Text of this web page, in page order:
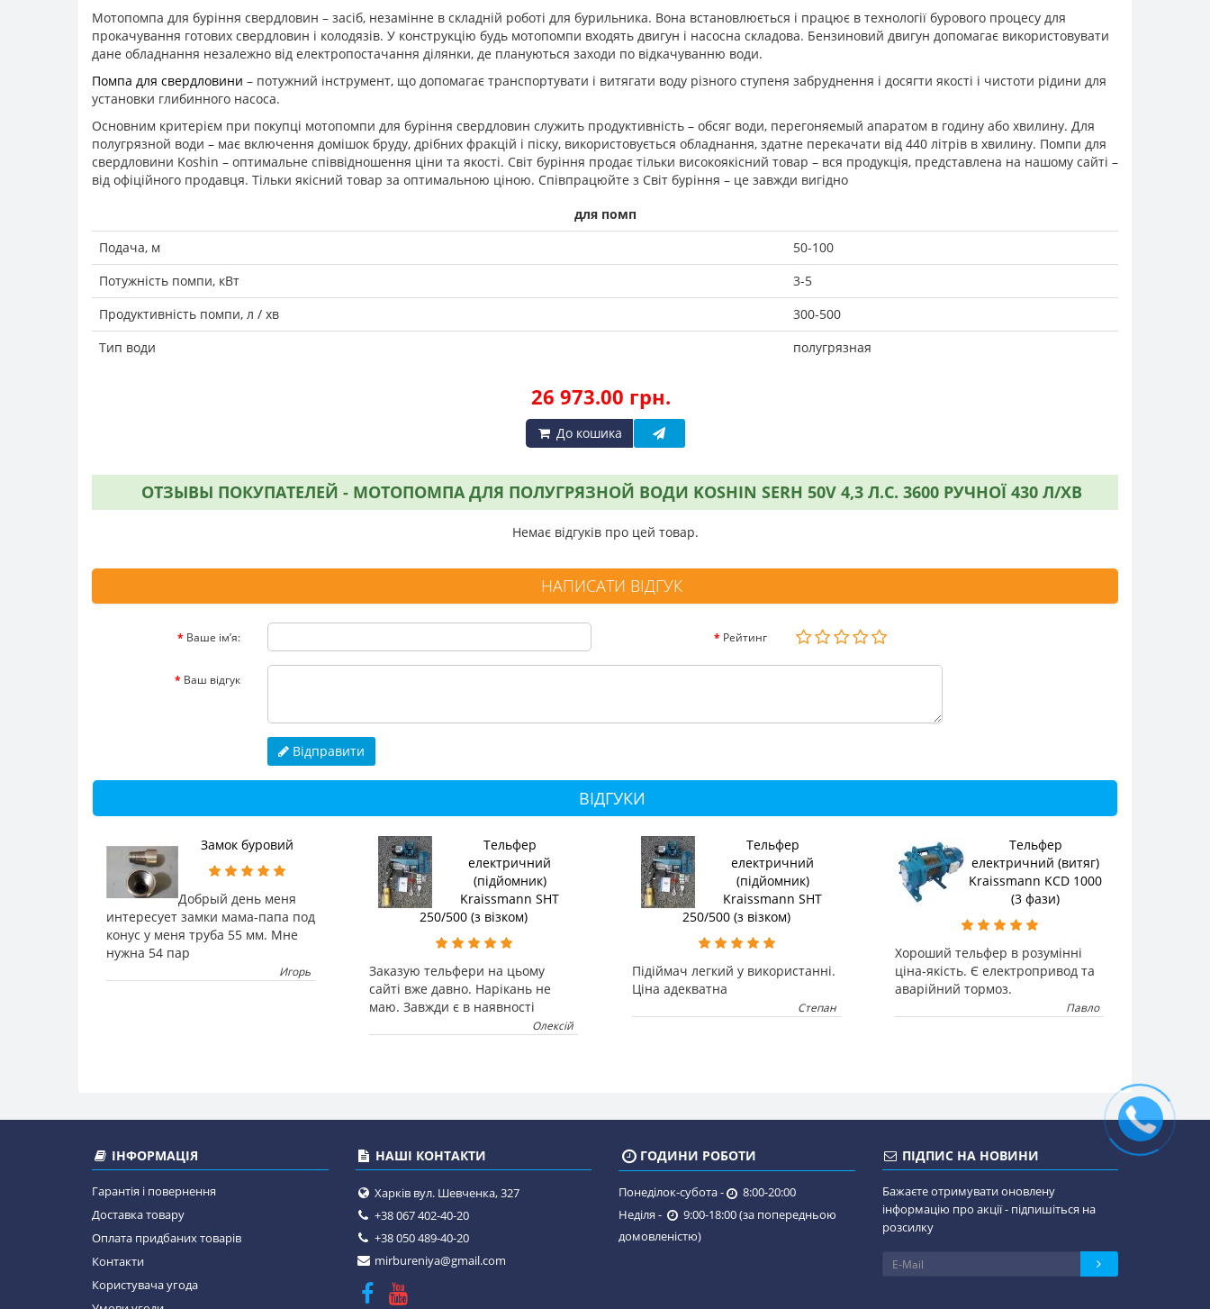
Мотопомпа для буріння свердловин – засіб, незамінне в складній роботі для бурильника. Вона встановлюється і працює в технології бурового процесу для
прокачування готових свердловин і колодязів. У конструкцію будь мотопомпи входять двигун і насосна складова. Бензиновий двигун допомагає використовувати
дане обладнання незалежно від електропостачання ділянки, де плануються заходи по відкачуванню води.
Помпа для свердловини – потужний інструмент, що допомагає транспортувати і витягати воду різного ступеня забруднення і досягти якості і чистоти рідини для
установки глибинного насоса.
Основним критерієм при покупці мотопомпи для буріння свердловин служить продуктивність – обсяг води, перегоняемый апаратом в годину або хвилину. Для
полугрязной води – має включення домішок бруду, дрібних фракцій і піску, використовується обладнання, здатне перекачати від 440 літрів в хвилину. Помпи для
свердловини Koshin – оптимальне співвідношення ціни та якості. Світ буріння продає тільки високоякісний товар – вся продукція, представлена на нашому сайті –
від офіційного продавця. Тільки якісний товар за оптимальною ціною. Співпрацюйте з Світ буріння – це завжди вигідно
для помп
Подача, м
50-100
Потужність помпи, кВт
3-5
Продуктивність помпи, л / хв
300-500
Тип води
полугрязная
26 973.00 грн.
До кошика
ОТЗЫВЫ ПОКУПАТЕЛЕЙ - МОТОПОМПА ДЛЯ ПОЛУГРЯЗНОЙ ВОДИ KOSHIN SERH 50V 4,3 Л.С. 3600 РУЧНОЇ 430 Л/ХВ
Немає відгуків про цей товар.
НАПИСАТИ ВІДГУК
Ваше ім’я: Рейтинг
Ваш відгук
Відправити
ВІДГУКИ
Замок буровий
Добрый день меня
интересует замки мама-папа под
конус у меня труба 55 мм. Мне
нужна 54 пар
Игорь
Тельфер
електричний
(підйомник)
Kraissmann SHT
250/500 (з візком)
Заказую тельфери на цьому
сайті вже давно. Нарікань не
маю. Завжди є в наявності
Олексій
Тельфер
електричний
(підйомник)
Kraissmann SHT
250/500 (з візком)
Підіймач легкий у використанні.
Ціна адекватна
Степан
Тельфер
електричний (витяг)
Kraissmann KCD 1000
(3 фази)
Хороший тельфер в розумінні
ціна-якість. Є електропривод та
аварійний тормоз.
Павло
ІНФОРМАЦІЯ
Гарантія і повернення
Доставка товару
Оплата придбаних товарів
Контакти
Користувача угода
НАШІ КОНТАКТИ
Харків вул. Шевченка, 327
+38 067 402-40-20
+38 050 489-40-20
mirbureniya@gmail.com
ГОДИНИ РОБОТИ
Понеділок-субота -
8:00-20:00
Неділя -
9:00-18:00 (за попередньою
домовленістю)
ПІДПИС НА НОВИНИ
Бажаєте отримувати оновлену
інформацію про акції - підпишіться на
розсилку